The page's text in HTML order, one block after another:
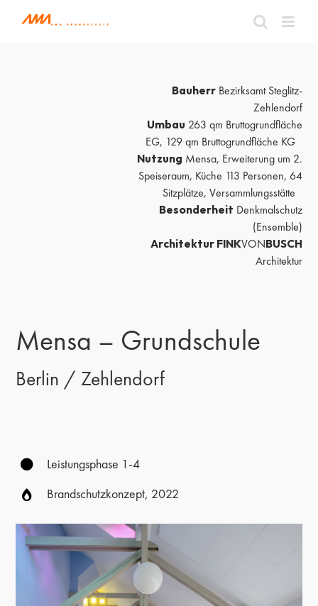
Inhalt
BauherrBezirksamt Steglitz-
Zehlendorf
Umbau 263 qm Bruttogrundfläche
EG, 129 qm Bruttogrundfläche KG
Nutzung Mensa, Erweiterung um 2.
Speiseraum, Küche 113 Personen, 64
Sitzplätze, Versammlungsstätte
Besonderheit Denkmalschutz
(Ensemble)
Architektur FINKVONBUSCH
Architektur
Mensa – Grundschule
Berlin / Zehlendorf
Leistungsphase 1-4
Brandschutzkonzept, 2022